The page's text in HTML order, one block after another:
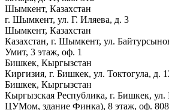
Шымкент, Казахстан
г. Шымкент, ул. Г. Иляева, д. 3
Шымкент, Казахстан
Казахстан, г. Шымкент, ул.
Умит, 3 этаж, оф. 1
Бишкек, Кыргызстан
Киргизия, г. Бишкек, ул. Токтогула, д.
Бишкек, Кыргызстан
Кыргызская Республика, г. Бишкек,
ЦУМом, здание Финка), 8 этаж, оф. 808